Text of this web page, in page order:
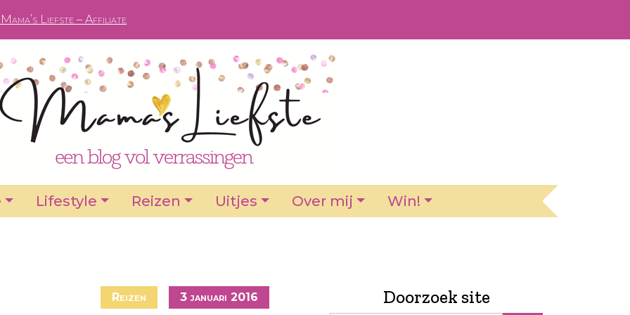
Liefste – Affiliate
Lifestyle Reizen Uitjes Over mij Win!
Reizen 3 januari 2016 Doorzoek site